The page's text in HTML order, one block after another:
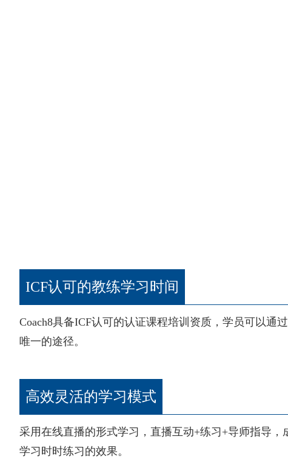
ICF认可的教练学习时间
Coach8具备ICF认可的认证课程培训资质，学员可以通
唯一的途径。
高效灵活的学习模式
采用在线直播的形式学习，直播互动+练习+导师指导
学习时时练习的效果。